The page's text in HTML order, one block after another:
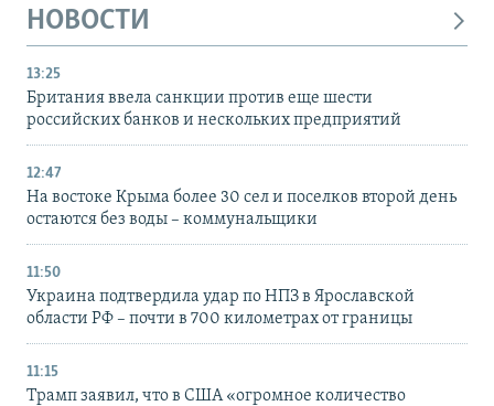
НОВОСТИ
13:25
Британия ввела санкции против еще шести
российских банков и нескольких предприятий
12:47
На востоке Крыма более 30 сел и поселков второй день
остаются без воды – коммунальщики
11:50
Украина подтвердила удар по НПЗ в Ярославской
области РФ – почти в 700 километрах от границы
11:15
Трамп заявил, что в США «огромное количество